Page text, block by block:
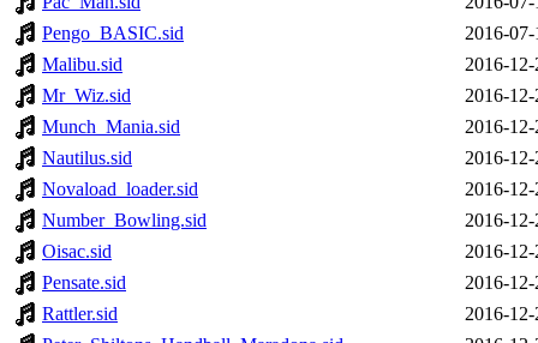
Pengo_BASIC.sid
2016-
Malibu.sid
2016-
Mr_Wiz.sid
2016-
Munch_Mania.sid
2016-
Nautilus.sid
2016-
Novaload_loader.sid
2016-
Number_Bowling.sid
2016-
Oisac.sid
2016-
Pensate.sid
2016-
Rattler.sid
2016-